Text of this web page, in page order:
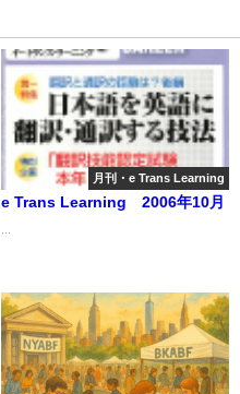
月刊・e Trans Learning
e Trans Learning 2006年10月